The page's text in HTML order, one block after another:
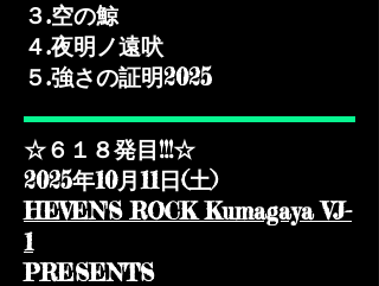
３.空の鯨
４.夜明ノ遠吠
​５.強さの証明2025
☆６１８発目!!!☆
2025年10月11日(土)​
HEVEN'S ROCK Kumagaya VJ-
1
PRESENTS